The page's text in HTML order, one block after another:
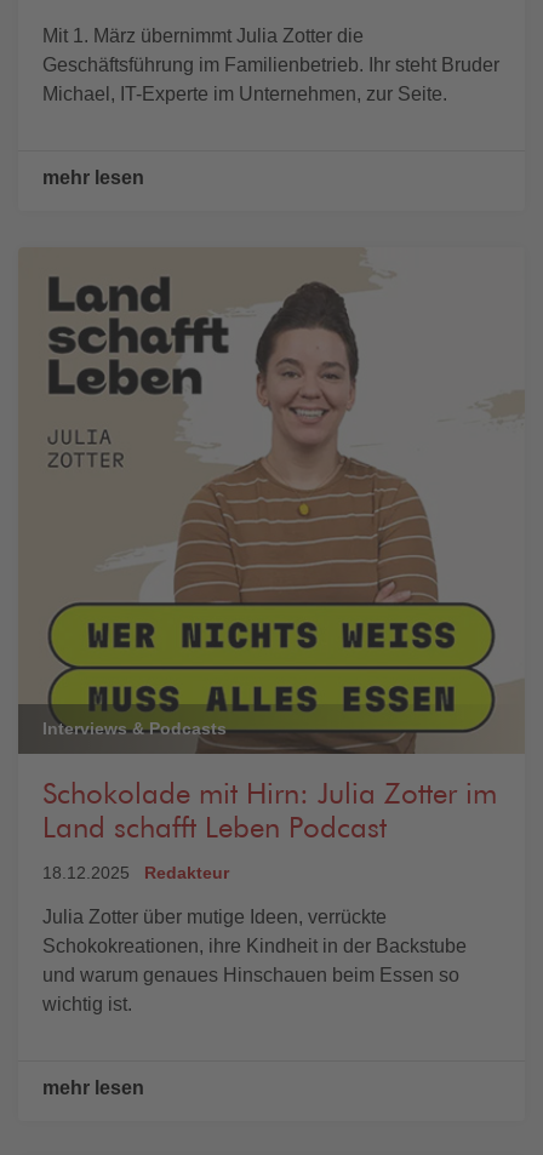
Mit 1. März übernimmt Julia Zotter die
Geschäftsführung im Familienbetrieb. Ihr steht Bruder
Michael, IT-Experte im Unternehmen, zur Seite.
mehr lesen
Interviews & Podcasts
Schokolade mit Hirn: Julia Zotter im
Land schafft Leben Podcast
18.12.2025 Redakteur
Julia Zotter über mutige Ideen, verrückte
Schokokreationen, ihre Kindheit in der Backstube
und warum genaues Hinschauen beim Essen so
wichtig ist.
mehr lesen